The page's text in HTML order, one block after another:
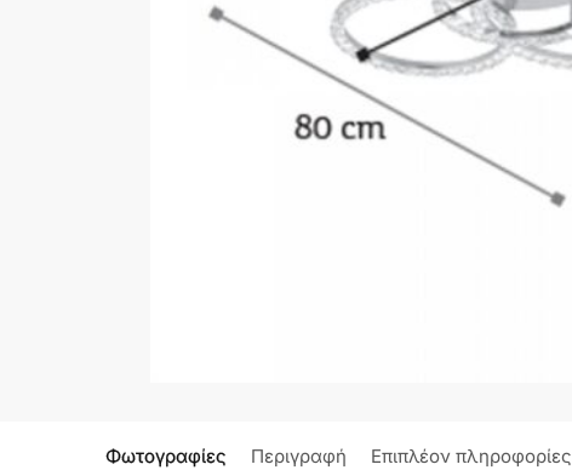
Φωτογραφίες Περιγραφή Επιπλέον πληροφορίες